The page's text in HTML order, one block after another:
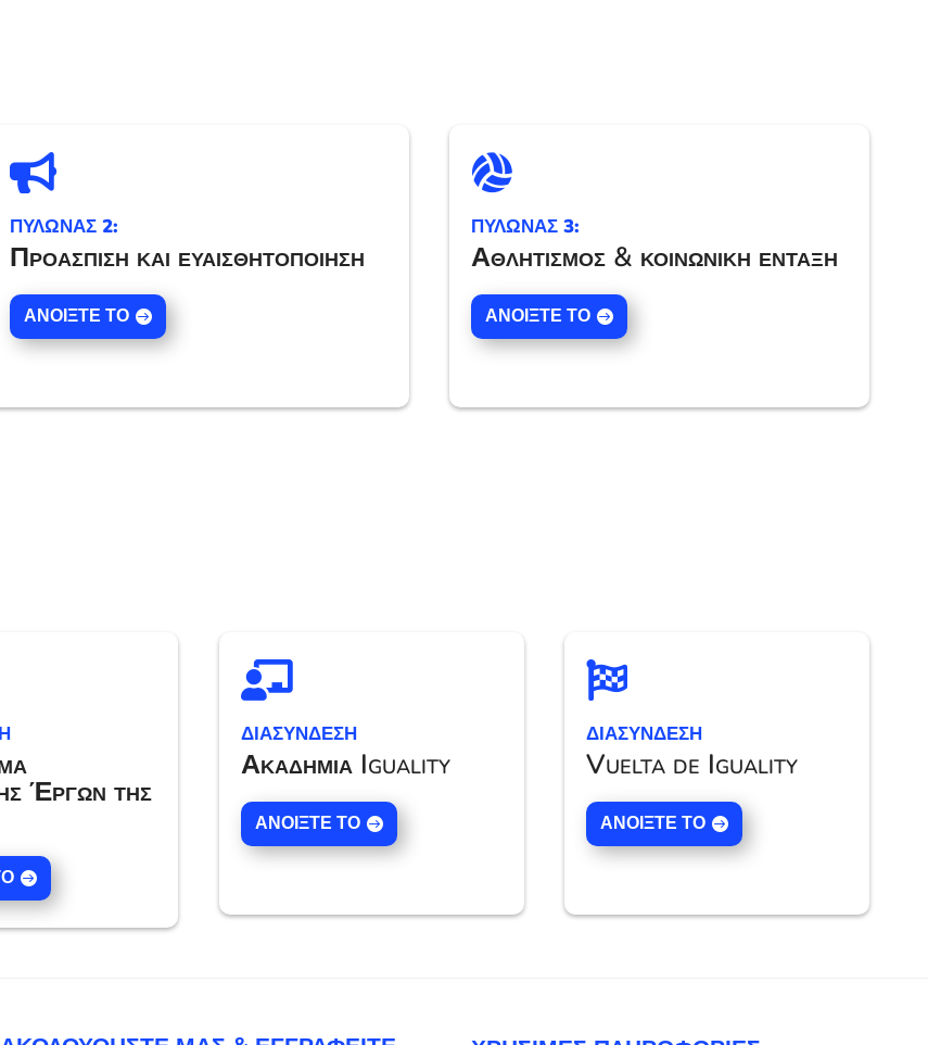

ΠΥΛΩΝΑΣ 2:
Προάσπιση και ευαισθητοποίηση
ΑΝΟΊΞΤΕ ΤΟ

ΠΥΛΩΝΑΣ 3:
Αθλητισμός & κοινωνική ένταξη
ΑΝΟΊΞΤΕ ΤΟ
Έργων της

ΔΙΑΣΥΝΔΕΣΗ
Ακαδημία Iguality
ΑΝΟΊΞΤΕ ΤΟ

ΔΙΑΣΥΝΔΕΣΗ
Vuelta de Iguality
ΑΝΟΊΞΤΕ ΤΟ